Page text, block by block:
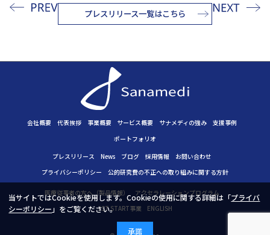
プレスリリース一覧はこちら
会社概要 代表挨拶 事業概要 サービス概要 サナメディの強み
支援事例
ポートフォリオ
プレスリリース News ブログ 採用情報
お問い合わせ
プライバシーポリシー
公的研究費の不正への取り組みに関する方針
医療従事者の方へ（製品情報）
アクセラレーションプログラム
JST START事業
ENGLISH
当サイトではCookieを使用します。Cookieの使用に関する詳細は「プライバ
シーポリシー 」をご覧ください。
承諾